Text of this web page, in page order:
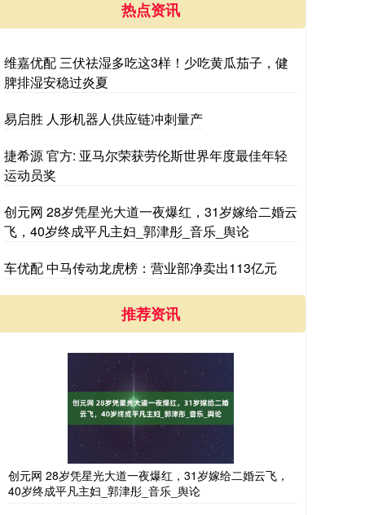
热点资讯
维嘉优配 三伏祛湿多吃这3样！少吃黄瓜茄子，健
脾排湿安稳过炎夏
易启胜 人形机器人供应链冲刺量产
捷希源 官方: 亚马尔荣获劳伦斯世界年度最佳年轻
运动员奖
创元网 28岁凭星光大道一夜爆红，31岁嫁给二婚云
飞，40岁终成平凡主妇_郭津彤_音乐_舆论
车优配 中马传动龙虎榜：营业部净卖出113亿元
推荐资讯
创元网 28岁凭星光大道一夜爆红，31岁嫁给二婚云飞，
40岁终成平凡主妇_郭津彤_音乐_舆论